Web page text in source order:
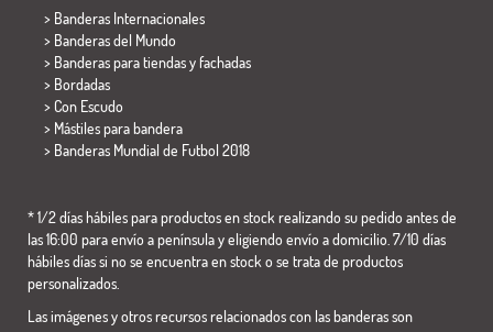
> Banderas Internacionales
> Banderas del Mundo
> Banderas para tiendas y fachadas
> Bordadas
> Con Escudo
> Mástiles para bandera
> Banderas Mundial de Futbol 2018
* 1/2 días hábiles para productos en stock realizando su pedido antes de
las 16:00 para envío a península y eligiendo envío a domicilio. 7/10 días
hábiles días si no se encuentra en stock o se trata de productos
personalizados.
Las imágenes y otros recursos relacionados con las banderas son